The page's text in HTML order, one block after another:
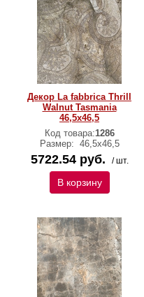
Декор La fabbrica Thrill
Walnut Tasmania
46,5х46,5
Код товара:1286
Размер: 46,5х46,5
5722.54 руб. / шт.
В корзину